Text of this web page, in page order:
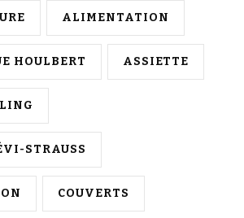
ALIMENTATION
HOULBERT ASSIETTE
STRAUSS
COUVERTS